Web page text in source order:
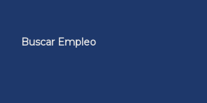
Buscar Empleo